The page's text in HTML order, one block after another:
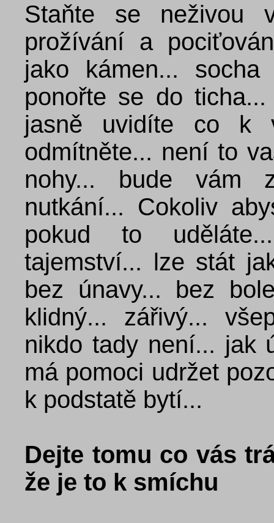
Staňte se neživou
prožívání a
jako kámen...
ponořte se do
jasně uvidíte co k
odmítněte... není to
nohy... bude vám
nutkání... Cokoliv
pokud to
tajemství... lze stát
bez únavy... bez
klidný... zářivý...
nikdo tady není... jak
má pomoci udržet
k podstatě bytí...
Dejte tomu co vás
že je to k smíchu